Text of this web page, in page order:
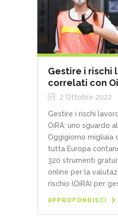
Gestire i rischi
correlati con
2 Ottobre 2022
Gestire i rischi
OiRA: uno sguardo
Oggigiorno migliaia
tutta Europa
320 strumenti
online per la
rischio (OiRA) per
APPROFONDISCI